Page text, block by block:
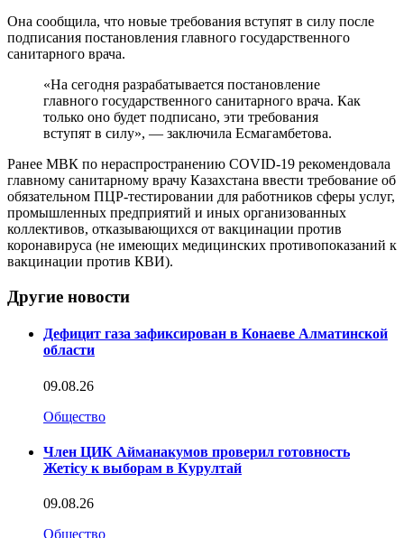
Она сообщила, что новые требования вступят в силу после
подписания постановления главного государственного
санитарного врача.
«На сегодня разрабатывается постановление
главного государственного санитарного врача. Как
только оно будет подписано, эти требования
вступят в силу», — заключила Есмагамбетова.
Ранее МВК по нераспространению COVID-19 рекомендовала
главному санитарному врачу Казахстана ввести требование об
обязательном ПЦР-тестировании для работников сферы услуг,
промышленных предприятий и иных организованных
коллективов, отказывающихся от вакцинации против
коронавируса (не имеющих медицинских противопоказаний к
вакцинации против КВИ).
Другие новости
Дефицит газа зафиксирован в Конаеве Алматинской
области
09.08.26
Общество
Член ЦИК Айманакумов проверил готовность
Жетісу к выборам в Курултай
09.08.26
Общество